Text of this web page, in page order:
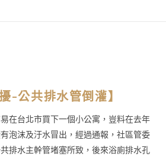
-公共排水管倒灌】
在台北市買下一個小公寓，豈料在去年
泡沫及汙水冒出，經過通報，社區管委
排水主幹管堵塞所致，後來浴廁排水孔